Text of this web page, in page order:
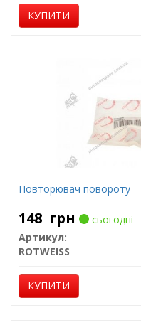
КУПИТИ
Повторювач повороту
148 грн
сьогодні
Артикул:
ROTWEISS
КУПИТИ